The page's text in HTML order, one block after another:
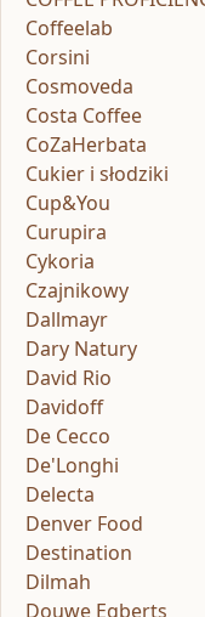
Coffeelab
Corsini
Cosmoveda
Costa Coffee
CoZaHerbata
Cukier i słodziki
Cup&You
Curupira
Cykoria
Czajnikowy
Dallmayr
Dary Natury
David Rio
Davidoff
De Cecco
De'Longhi
Delecta
Denver Food
Destination
Dilmah
Douwe Egberts